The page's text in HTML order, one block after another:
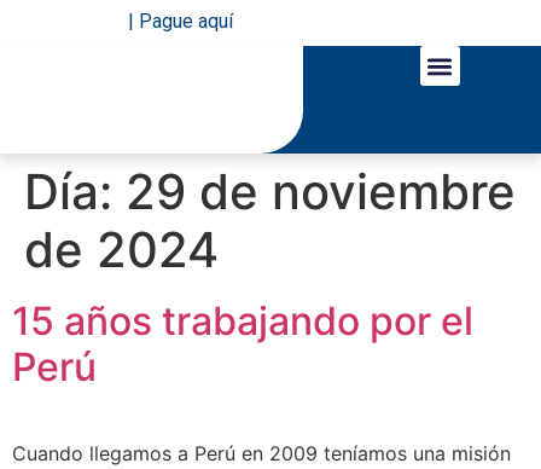
| Pague aquí
Día: 29 de noviembre
de 2024
15 años trabajando por el
Perú
Cuando llegamos a Perú en 2009 teníamos una misión